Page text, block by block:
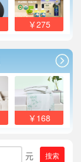
￥275
￥168
元 搜索